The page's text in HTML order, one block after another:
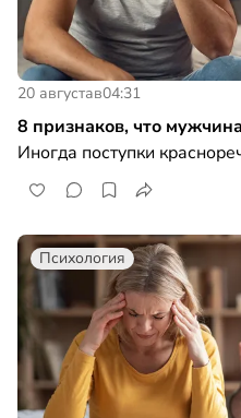
20 августав04:31
8 признаков, что
Иногда поступки
Психология